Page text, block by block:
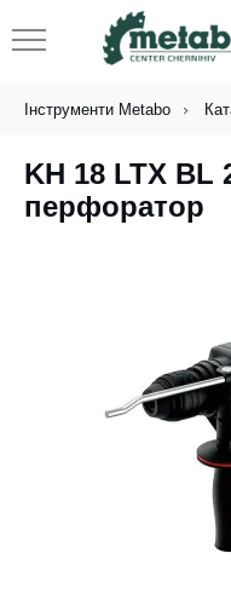
Інструменти Metabo
KH 18 LTX BL
перфоратор